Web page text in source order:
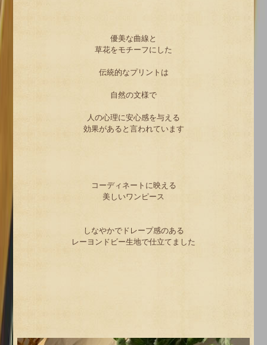
優美な曲線と
草花をモチーフにした
伝統的なプリントは
自然の文様で
人の心理に安心感を与える
効果があると言われています
コーディネートに映える
美しいワンピース
しなやかでドレープ感のある
レーヨンドビー生地で仕立てました